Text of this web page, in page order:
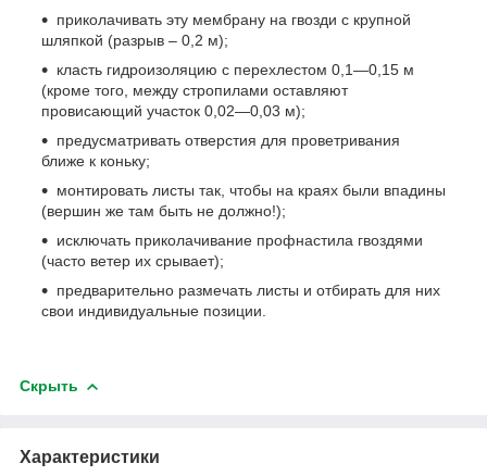
приколачивать эту мембрану на гвозди с крупной
шляпкой (разрыв – 0,2 м);
класть гидроизоляцию с перехлестом 0,1—0,15 м
(кроме того, между стропилами оставляют
провисающий участок 0,02—0,03 м);
предусматривать отверстия для проветривания
ближе к коньку;
монтировать листы так, чтобы на краях были впадины
(вершин же там быть не должно!);
исключать приколачивание профнастила гвоздями
(часто ветер их срывает);
предварительно размечать листы и отбирать для них
свои индивидуальные позиции.
Скрыть
Характеристики